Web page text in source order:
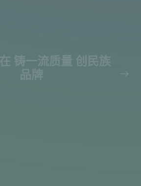
手共进，共同营造
碳的地球家园。